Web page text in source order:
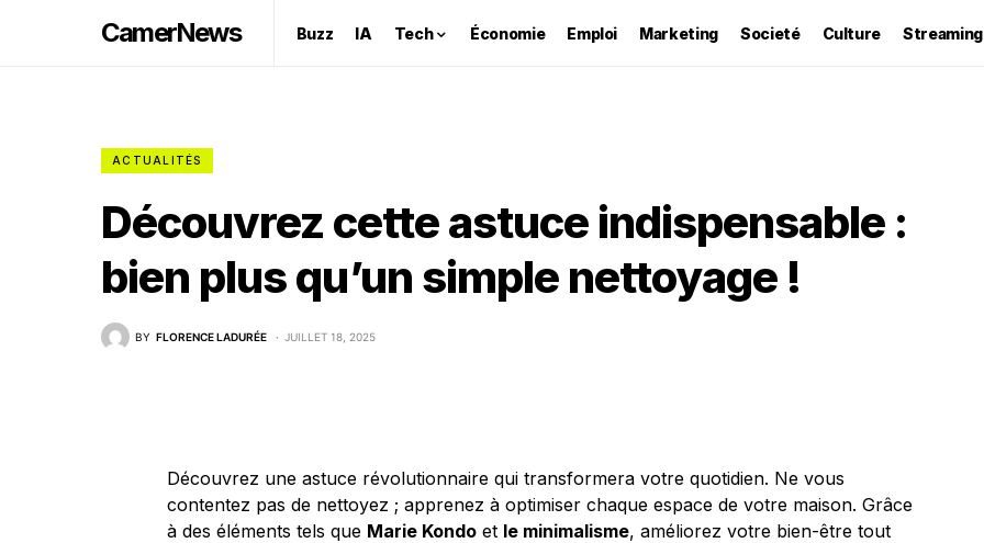
CamerNews Buzz IA Tech Économie Emploi Marketing Societé Culture Streaming
ACTUALITÉS
Découvrez cette astuce indispensable :
bien plus qu’un simple nettoyage !
BY FLORENCE LADURÉE JUILLET 18, 2025
Découvrez une astuce révolutionnaire qui transformera votre quotidien. Ne vous
contentez pas de nettoyez ; apprenez à optimiser chaque espace de votre maison. Grâce
à des éléments tels que Marie Kondo et le minimalisme, améliorez votre bien-être tout